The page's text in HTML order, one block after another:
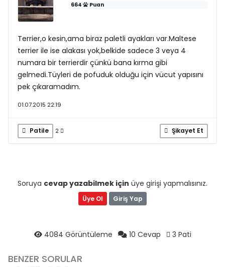
664 Puan
Terrier,o kesin,ama biraz paletli ayakları var.Maltese
terrier ile ise alakası yok,belkide sadece 3 veya 4
numara bir terrierdir çünkü bana kırma gibi
gelmedi.Tüyleri de pofuduk olduğu için vücut yapısını
pek çıkaramadım.
01.07.2015 22:19
Patile 2 Şikayet Et
Soruya cevap yazabilmek için üye girişi yapmalısınız.
Üye Ol Giriş Yap
4084 Görüntüleme 10 Cevap 3 Pati
BENZER SORULAR